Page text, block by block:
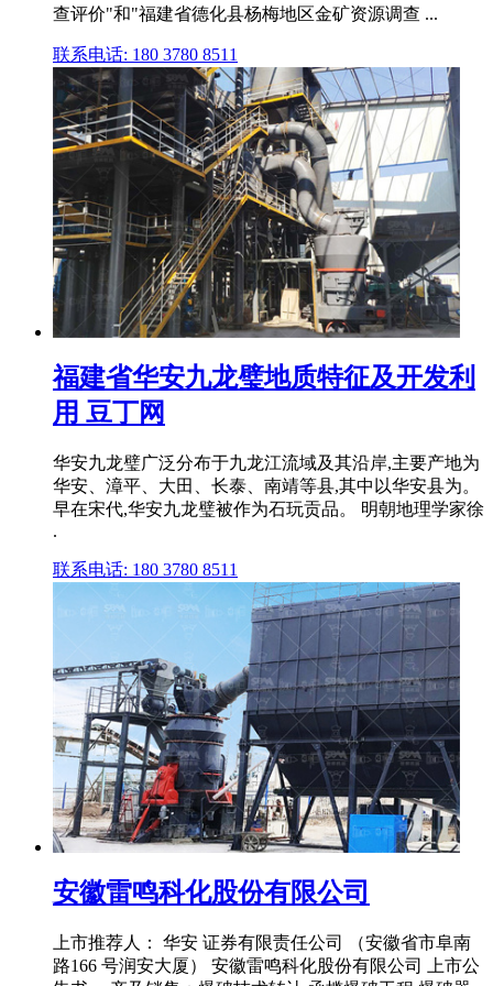
查评价"和"福建省德化县杨梅地区金矿资源调查 ...
联系电话: 180 3780 8511
福建省华安九龙璧地质特征及开发利
用 豆丁网
华安九龙璧广泛分布于九龙江流域及其沿岸,主要产地为
华安、漳平、大田、长泰、南靖等县,其中以华安县为。
早在宋代,华安九龙璧被作为石玩贡品。 明朝地理学家徐
.
联系电话: 180 3780 8511
安徽雷鸣科化股份有限公司
上市推荐人： 华安 证券有限责任公司 （安徽省市阜南
路166 号润安大厦） 安徽雷鸣科化股份有限公司 上市公